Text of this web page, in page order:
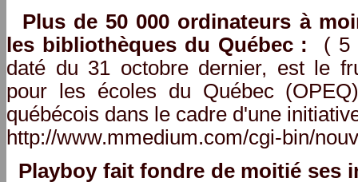
Plus de 50 000 ordinateurs à
les bibliothèques du Québec : ( 5
daté du 31 octobre dernier, est le
pour les écoles du Québec
québécois dans le cadre d'une
http://www.mmedium.com/cgi-bin/
Playboy fait fondre de moitié ses